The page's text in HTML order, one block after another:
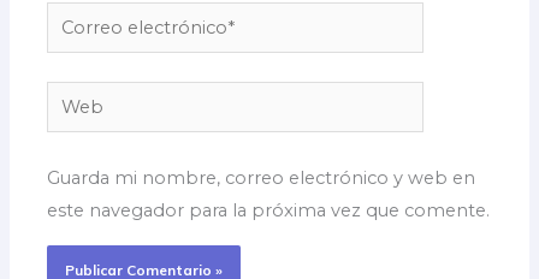
Correo
electrónico*
Web
Guarda mi nombre, correo electrónico y web en
este navegador para la próxima vez que comente.